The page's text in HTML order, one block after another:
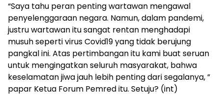
“Saya tahu peran penting wartawan mengawal
penyelenggaraan negara. Namun, dalam pandemi,
justru wartawan itu sangat rentan menghadapi
musuh seperti virus Covid19 yang tidak berujung
pangkal ini. Atas pertimbangan itu kami buat seruan
untuk mengingatkan seluruh masyarakat, bahwa
keselamatan jiwa jauh lebih penting dari segalanya, ”
papar Ketua Forum Pemred itu. Setuju? (int)